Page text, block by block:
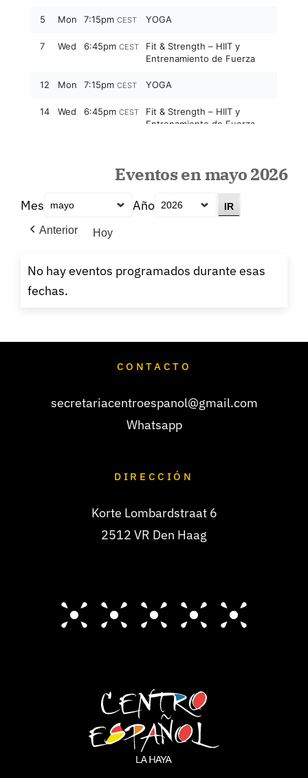
Eventos en mayo 2026
Mes Año
Anterior Hoy
No hay eventos programados durante esas
fechas.
CONTACTO
secretariacentroespanol@gmail.com
Whatsapp
DIRECCIÓN
Korte Lombardstraat 6
2512 VR Den Haag